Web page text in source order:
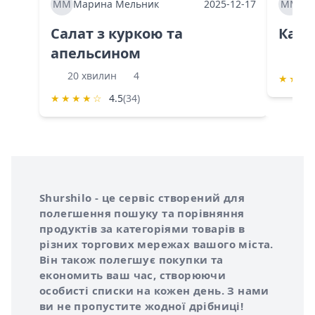
ММ Марина Мельник 2025-12-17
Салат з куркою та
апельсином
20 хвилин
4
★ ★ ★ ★ ☆ 4.5(34)
ММ
★ ★
Про сервіс Shurshilo
Shurshilo - це сервіс створений для
полегшення пошуку та порівняння
продуктів за категоріями товарів в
різних торгових мережах вашого міста.
Він також полегшує покупки та
економить ваш час, створюючи
особисті списки на кожен день. З нами
ви не пропустите жодної дрібниці!